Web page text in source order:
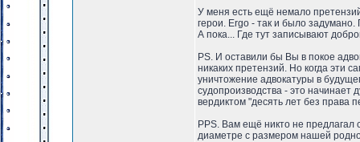
У меня есть ещё немало
герои. Ergo - так и было
А пока... Где тут записывают
PS. И оставили бы Вы в покое
никаких претензий. Но когда эти
уничтожение адвокатуры в
судопроизводства - это
вердиктом "десять лет без права
PPS. Вам ещё никто не предлагал
диаметре с размером нашей